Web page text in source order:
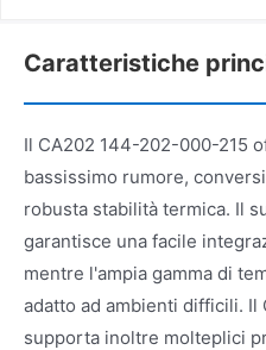
Caratteristiche
Il CA202 144-202-000-215
bassissimo rumore,
robusta stabilità termica. Il
garantisce una facile
mentre l'ampia gamma di
adatto ad ambienti difficili. Il
supporta inoltre molteplici